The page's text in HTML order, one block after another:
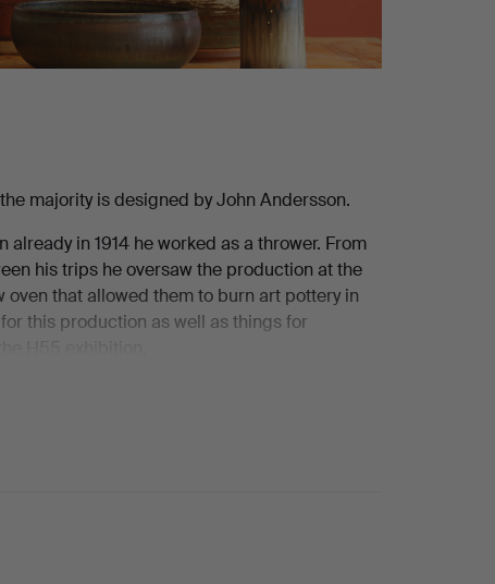
majority is designed by John Andersson.
in 1914 he worked as a thrower. From
his trips he oversaw the production at the
oven that allowed them to burn art pottery in
this production as well as things for